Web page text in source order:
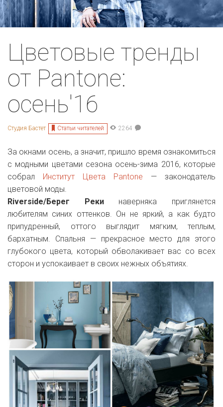
Цветовые тренды
от Pantone:
осень'16
Студия Бастет Статьи читателей 2264
За окнами осень, а значит, пришло время ознакомиться
с модными цветами сезона осень-зима 2016, которые
собрал Институт Цвета Pantone — законодатель
цветовой моды.
Riverside/Берег Реки наверняка приглянется
любителям синих оттенков. Он не яркий, а как будто
припудренный, оттого выглядит мягким, теплым,
бархатным. Спальня — прекрасное место для этого
глубокого цвета, который обволакивает вас со всех
сторон и успокаивает в своих нежных объятиях.